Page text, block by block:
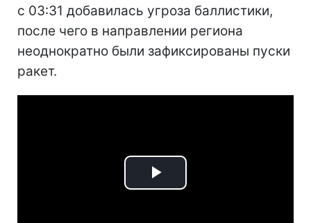
с 03:31 добавилась угроза баллистики,
после чего в направлении региона
неоднократно были зафиксированы пуски
ракет.
Play